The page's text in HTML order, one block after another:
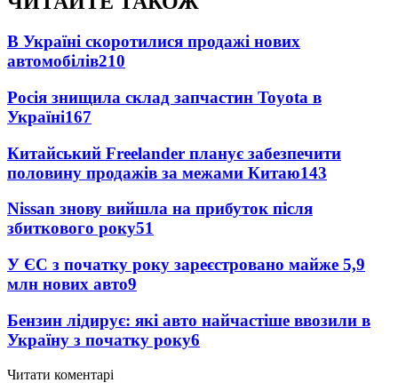
В Україні скоротилися продажі нових
автомобілів210
Росія знищила склад запчастин Toyota в
Україні167
Китайський Freelander планує забезпечити
половину продажів за межами Китаю143
Nissan знову вийшла на прибуток після
збиткового року51
У ЄС з початку року зареєстровано майже 5,9
млн нових авто9
Бензин лідирує: які авто найчастіше ввозили в
Україну з початку року6
Читати коментарі